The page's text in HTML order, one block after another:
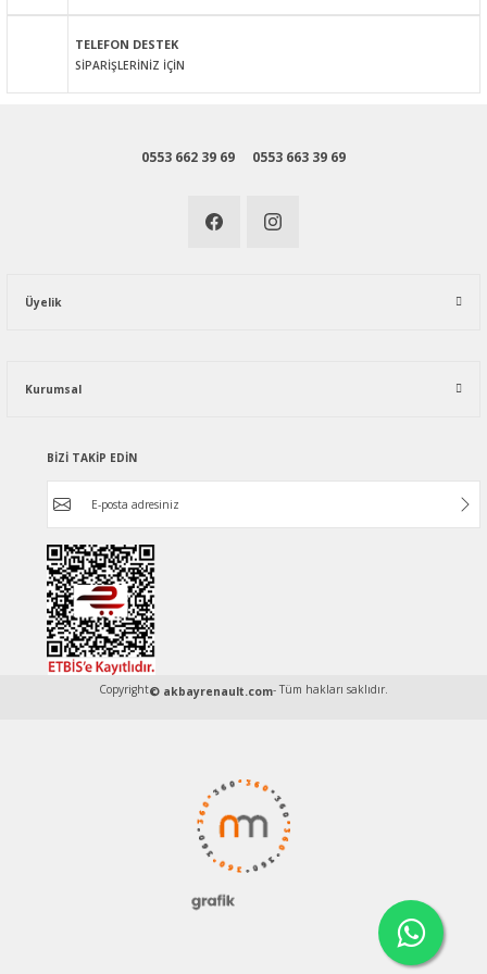
TELEFON DESTEK
SİPARİŞLERİNİZ İÇİN
0553 662 39 69 0553 663 39 69
Üyelik
Kurumsal
BİZİ TAKİP EDİN
Copyright© akbayrenault.com- Tüm hakları saklıdır.